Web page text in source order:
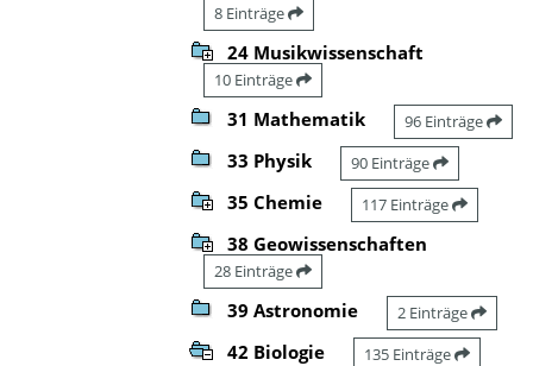
8 Einträge
24 Musikwissenschaft
10 Einträge
31 Mathematik 96 Einträge
33 Physik 90 Einträge
35 Chemie 117 Einträge
38 Geowissenschaften
28 Einträge
39 Astronomie 2 Einträge
42 Biologie 135 Einträge